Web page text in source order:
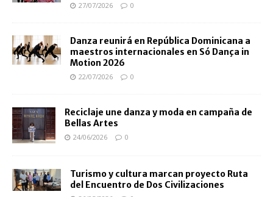
27/07/2026 0
Danza reunirá en República Dominicana a
maestros internacionales en Só Dança in
Motion 2026
22/07/2026 0
Reciclaje une danza y moda en campaña de
Bellas Artes
24/06/2026 0
Turismo y cultura marcan proyecto Ruta
del Encuentro de Dos Civilizaciones